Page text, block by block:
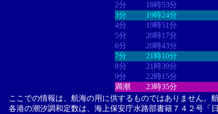
2分
18時53分
3分
19時24分
4分
19時51分
5分
20時17分
6分
20時43分
7分
21時10分
8分
21時39分
9分
22時15分
満潮
23時35分
ここでの情報は、航海の用に供するものではありません。
各港の潮汐調和定数は、海上保安庁水路部書籍７４２号「